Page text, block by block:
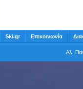
Ski.gr Επικοινωνία
Αλ.